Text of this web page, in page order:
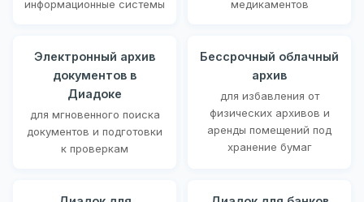
информационные системы
медикаментов
Электронный архив
документов в
Диадоке
для мгновенного поиска
документов и подготовки
к проверкам
Бессрочный облачный
архив
для избавления от
физических архивов и
аренды помещений под
хранение бумаг